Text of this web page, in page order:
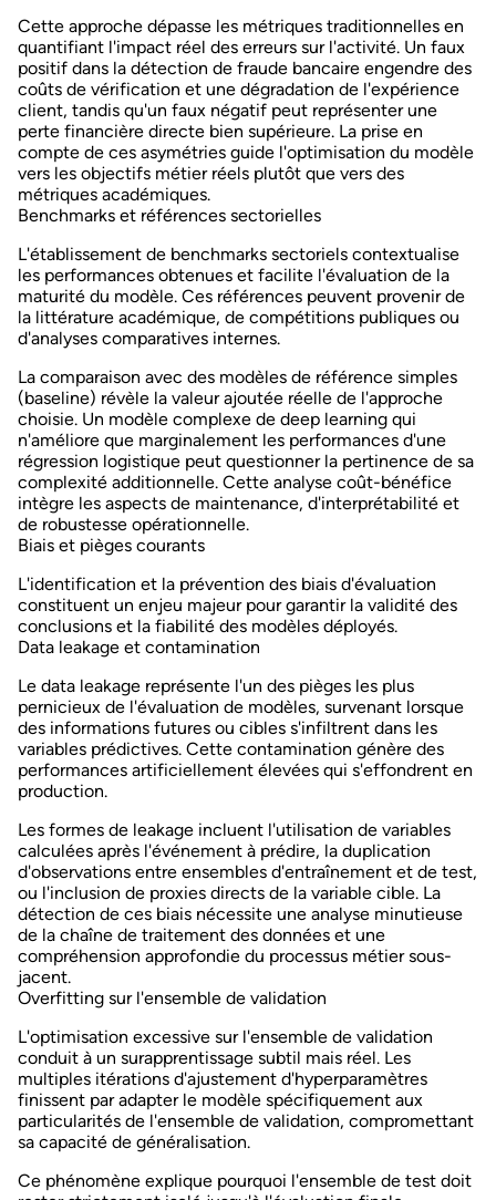
Cette approche dépasse les métriques traditionnelles en
quantifiant l'impact réel des erreurs sur l'activité. Un faux
positif dans la détection de fraude bancaire engendre des
coûts de vérification et une dégradation de l'expérience
client, tandis qu'un faux négatif peut représenter une
perte financière directe bien supérieure. La prise en
compte de ces asymétries guide l'optimisation du modèle
vers les objectifs métier réels plutôt que vers des
métriques académiques.
Benchmarks et références sectorielles
L'établissement de benchmarks sectoriels contextualise
les performances obtenues et facilite l'évaluation de la
maturité du modèle. Ces références peuvent provenir de
la littérature académique, de compétitions publiques ou
d'analyses comparatives internes.
La comparaison avec des modèles de référence simples
(baseline) révèle la valeur ajoutée réelle de l'approche
choisie. Un modèle complexe de deep learning qui
n'améliore que marginalement les performances d'une
régression logistique peut questionner la pertinence de sa
complexité additionnelle. Cette analyse coût-bénéfice
intègre les aspects de maintenance, d'interprétabilité et
de robustesse opérationnelle.
Biais et pièges courants
L'identification et la prévention des biais d'évaluation
constituent un enjeu majeur pour garantir la validité des
conclusions et la fiabilité des modèles déployés.
Data leakage et contamination
Le data leakage représente l'un des pièges les plus
pernicieux de l'évaluation de modèles, survenant lorsque
des informations futures ou cibles s'infiltrent dans les
variables prédictives. Cette contamination génère des
performances artificiellement élevées qui s'effondrent en
production.
Les formes de leakage incluent l'utilisation de variables
calculées après l'événement à prédire, la duplication
d'observations entre ensembles d'entraînement et de test,
ou l'inclusion de proxies directs de la variable cible. La
détection de ces biais nécessite une analyse minutieuse
de la chaîne de traitement des données et une
compréhension approfondie du processus métier sous-
jacent.
Overfitting sur l'ensemble de validation
L'optimisation excessive sur l'ensemble de validation
conduit à un surapprentissage subtil mais réel. Les
multiples itérations d'ajustement d'hyperparamètres
finissent par adapter le modèle spécifiquement aux
particularités de l'ensemble de validation, compromettant
sa capacité de généralisation.
Ce phénomène explique pourquoi l'ensemble de test doit